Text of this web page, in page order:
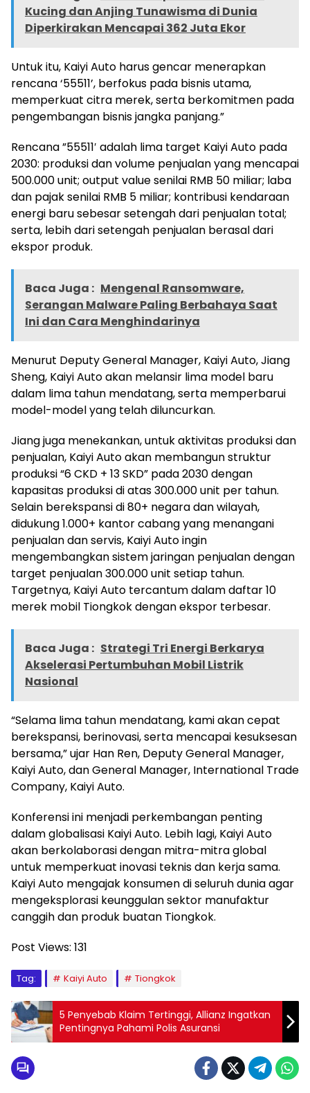
Kucing dan Anjing Tunawisma di Dunia
Diperkirakan Mencapai 362 Juta Ekor
Untuk itu, Kaiyi Auto harus gencar menerapkan
rencana ‘55511’, berfokus pada bisnis utama,
memperkuat citra merek, serta berkomitmen pada
pengembangan bisnis jangka panjang.”
Rencana ”55511′ adalah lima target Kaiyi Auto pada
2030: produksi dan volume penjualan yang mencapai
500.000 unit; output value senilai RMB 50 miliar; laba
dan pajak senilai RMB 5 miliar; kontribusi kendaraan
energi baru sebesar setengah dari penjualan total;
serta, lebih dari setengah penjualan berasal dari
ekspor produk.
Baca Juga : Mengenal Ransomware,
Serangan Malware Paling Berbahaya Saat
Ini dan Cara Menghindarinya
Menurut Deputy General Manager, Kaiyi Auto, Jiang
Sheng, Kaiyi Auto akan melansir lima model baru
dalam lima tahun mendatang, serta memperbarui
model-model yang telah diluncurkan.
Jiang juga menekankan, untuk aktivitas produksi dan
penjualan, Kaiyi Auto akan membangun struktur
produksi “6 CKD + 13 SKD” pada 2030 dengan
kapasitas produksi di atas 300.000 unit per tahun.
Selain berekspansi di 80+ negara dan wilayah,
didukung 1.000+ kantor cabang yang menangani
penjualan dan servis, Kaiyi Auto ingin
mengembangkan sistem jaringan penjualan dengan
target penjualan 300.000 unit setiap tahun.
Targetnya, Kaiyi Auto tercantum dalam daftar 10
merek mobil Tiongkok dengan ekspor terbesar.
Baca Juga : Strategi Tri Energi Berkarya
Akselerasi Pertumbuhan Mobil Listrik
Nasional
“Selama lima tahun mendatang, kami akan cepat
berekspansi, berinovasi, serta mencapai kesuksesan
bersama,” ujar Han Ren, Deputy General Manager,
Kaiyi Auto, dan General Manager, International Trade
Company, Kaiyi Auto.
Konferensi ini menjadi perkembangan penting
dalam globalisasi Kaiyi Auto. Lebih lagi, Kaiyi Auto
akan berkolaborasi dengan mitra-mitra global
untuk memperkuat inovasi teknis dan kerja sama.
Kaiyi Auto mengajak konsumen di seluruh dunia agar
mengeksplorasi keunggulan sektor manufaktur
canggih dan produk buatan Tiongkok.
Post Views: 131
Tag: Kaiyi Auto Tiongkok
5 Penyebab Klaim Tertinggi, Allianz Ingatkan
Pentingnya Pahami Polis Asuransi